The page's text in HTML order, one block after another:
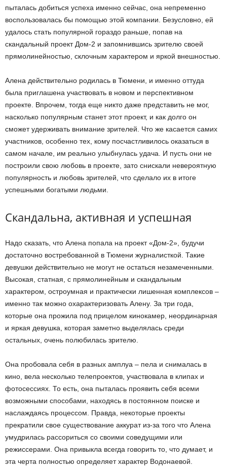
пыталась добиться успеха именно сейчас, она непременно
воспользовалась бы помощью этой компании. Безусловно, ей
удалось стать популярной гораздо раньше, попав на
скандальный проект Дом-2 и запомнившись зрителю своей
прямолинейностью, склочным характером и яркой внешностью.
Алена действительно родилась в Тюмени, и именно оттуда
была приглашена участвовать в новом и перспективном
проекте. Впрочем, тогда еще никто даже представить не мог,
насколько популярным станет этот проект, и как долго он
сможет удерживать внимание зрителей. Что же касается самих
участников, особенно тех, кому посчастливилось оказаться в
самом начале, им реально улыбнулась удача. И пусть они не
построили свою любовь в проекте, зато снискали невероятную
популярность и любовь зрителей, что сделало их в итоге
успешными богатыми людьми.
Скандальна, активная и успешная
Надо сказать, что Алена попала на проект «Дом-2», будучи
достаточно востребованной в Тюмени журналисткой. Такие
девушки действительно не могут не остаться незамеченными.
Высокая, статная, с прямолинейным и скандальным
характером, остроумная и практически лишенная комплексов –
именно так можно охарактеризовать Алену. За три года,
которые она прожила под прицелом кинокамер, неординарная
и яркая девушка, которая заметно выделялась среди
остальных, очень полюбилась зрителю.
Она пробовала себя в разных амплуа – пела и снималась в
кино, вела несколько телепроектов, участвовала в клипах и
фотосессиях. То есть, она пыталась проявить себя всеми
возможными способами, находясь в постоянном поиске и
наслаждаясь процессом. Правда, некоторые проекты
прекратили свое существование аккурат из-за того что Алена
умудрилась рассориться со своими соведущими или
режиссерами. Она привыкла всегда говорить то, что думает, и
эта черта полностью определяет характер Водонаевой.